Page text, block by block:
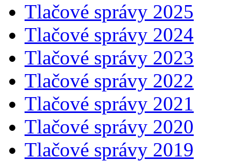
Tlačové správy 2025
Tlačové správy 2024
Tlačové správy 2023
Tlačové správy 2022
Tlačové správy 2021
Tlačové správy 2020
Tlačové správy 2019